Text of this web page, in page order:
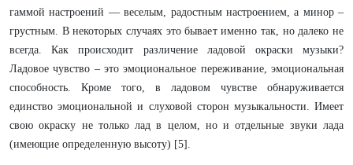
гаммой настроений — веселым, радостным настроением, а минор –
грустным. В некоторых случаях это бывает именно так, но далеко не
всегда. Как происходит различение ладовой окраски музыки?
Ладовое чувство – это эмоциональное переживание, эмоциональная
способность. Кроме того, в ладовом чувстве обнаруживается
единство эмоциональной и слуховой сторон музыкальности. Имеет
свою окраску не только лад в целом, но и отдельные звуки лада
(имеющие определенную высоту) [5].